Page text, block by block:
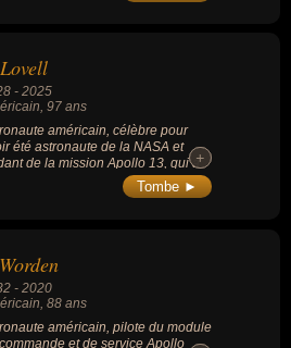
- 2025
, 97 ans
américain, célèbre pour
été astronaute de la NASA et
de la mission Apollo 13, qui a
une grave panne en plein vol vers
est devenu un symbole de sang-
+
+
Tombe ►
- 2020
, 88 ans
américain, pilote du module
et de service Apollo